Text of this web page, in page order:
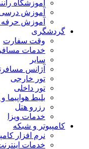
آموزشگاه
آموزش
آموزش
گردشگری
وقت سفارت
خدمات
سایر
آژانس
تور خارجی
تور داخلی
بلیط هواپیما
رزرو هتل
خدمات ویزا
کامپیوتر و شبکه
نرم افزار
خدمات